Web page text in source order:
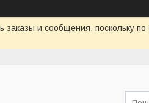
и сообщения, поскольку